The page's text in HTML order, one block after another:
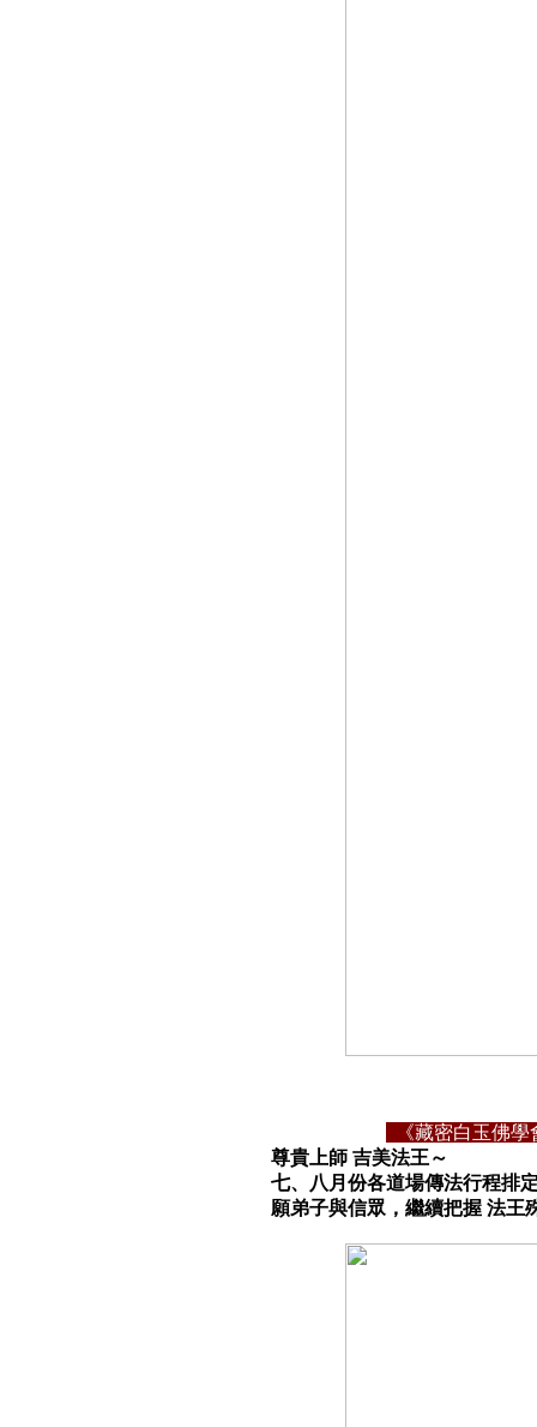
《藏密白玉佛學
尊貴上師 吉美法王～
七、八月份各道場傳法行程排
願弟子與信眾，繼續把握 法王